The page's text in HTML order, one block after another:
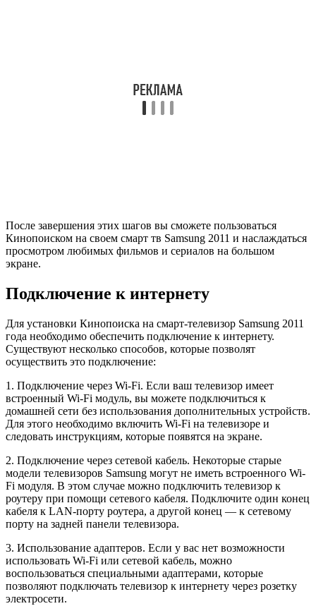
После завершения этих шагов вы сможете пользоваться
Кинопоиском на своем смарт тв Samsung 2011 и наслаждаться
просмотром любимых фильмов и сериалов на большом
экране.
Подключение к интернету
Для установки Кинопоиска на смарт-телевизор Samsung 2011
года необходимо обеспечить подключение к интернету.
Существуют несколько способов, которые позволят
осуществить это подключение:
1. Подключение через Wi-Fi. Если ваш телевизор имеет
встроенный Wi-Fi модуль, вы можете подключиться к
домашней сети без использования дополнительных устройств.
Для этого необходимо включить Wi-Fi на телевизоре и
следовать инструкциям, которые появятся на экране.
2. Подключение через сетевой кабель. Некоторые старые
модели телевизоров Samsung могут не иметь встроенного Wi-
Fi модуля. В этом случае можно подключить телевизор к
роутеру при помощи сетевого кабеля. Подключите один конец
кабеля к LAN-порту роутера, а другой конец — к сетевому
порту на задней панели телевизора.
3. Использование адаптеров. Если у вас нет возможности
использовать Wi-Fi или сетевой кабель, можно
воспользоваться специальными адаптерами, которые
позволяют подключать телевизор к интернету через розетку
электросети.